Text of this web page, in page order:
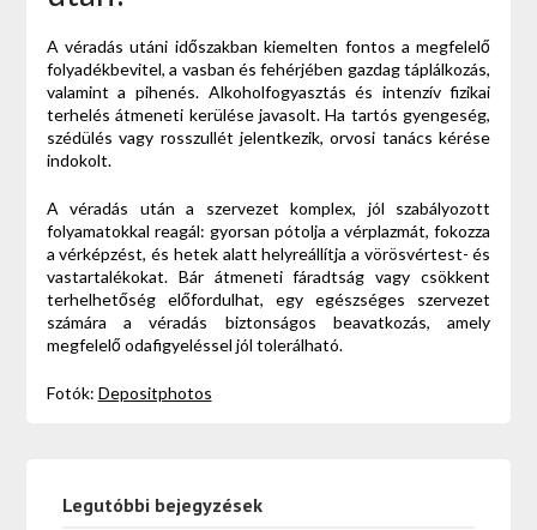
A véradás utáni időszakban kiemelten fontos a megfelelő
folyadékbevitel, a vasban és fehérjében gazdag táplálkozás,
valamint a pihenés. Alkoholfogyasztás és intenzív fizikai
terhelés átmeneti kerülése javasolt. Ha tartós gyengeség,
szédülés vagy rosszullét jelentkezik, orvosi tanács kérése
indokolt.
A véradás után a szervezet komplex, jól szabályozott
folyamatokkal reagál: gyorsan pótolja a vérplazmát, fokozza
a vérképzést, és hetek alatt helyreállítja a vörösvértest- és
vastartalékokat. Bár átmeneti fáradtság vagy csökkent
terhelhetőség előfordulhat, egy egészséges szervezet
számára a véradás biztonságos beavatkozás, amely
megfelelő odafigyeléssel jól tolerálható.
Fotók: Depositphotos
Legutóbbi bejegyzések